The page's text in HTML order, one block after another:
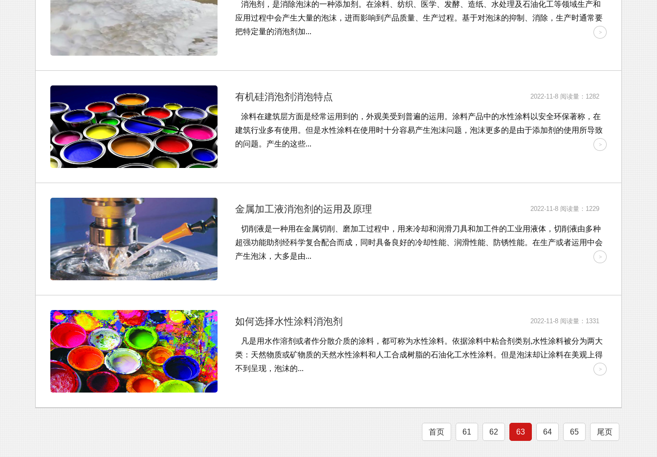
消泡剂，是消除泡沫的一种添加剂。在涂料、纺织、医学、发酵、造纸、水处理及石油化工等领域生产和
应用过程中会产生大量的泡沫，进而影响到产品质量、生产过程。基于对泡沫的抑制、消除，生产时通常要
把特定量的消泡剂加...
有机硅消泡剂消泡特点 2022-11-8 阅读量：1282
涂料在建筑层方面是经常运用到的，外观美受到普遍的运用。涂料产品中的水性涂料以安全环保著称，在
建筑行业多有使用。但是水性涂料在使用时十分容易产生泡沫问题，泡沫更多的是由于添加剂的使用所导致
的问题。产生的这些...
金属加工液消泡剂的运用及原理 2022-11-8 阅读量：1229
切削液是一种用在金属切削、磨加工过程中，用来冷却和润滑刀具和加工件的工业用液体，切削液由多种
超强功能助剂经科学复合配合而成，同时具备良好的冷却性能、润滑性能、防锈性能。在生产或者运用中会
产生泡沫，大多是由...
如何选择水性涂料消泡剂 2022-11-8 阅读量：1331
凡是用水作溶剂或者作分散介质的涂料，都可称为水性涂料。依据涂料中粘合剂类别,水性涂料被分为两大
类：天然物质或矿物质的天然水性涂料和人工合成树脂的石油化工水性涂料。但是泡沫却让涂料在美观上得
不到呈现，泡沫的...
首页 61 62 63 64 65 尾页